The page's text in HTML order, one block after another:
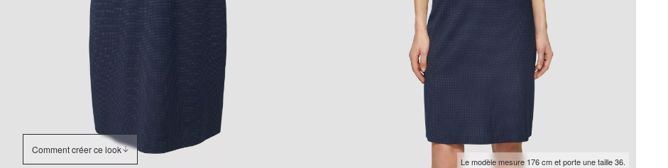
Comment créer ce look
Le modèle mesure 176 cm et porte une taille 36.